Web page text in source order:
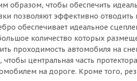
образом, чтобы обеспечить
позволяют эффективно отводить
обеспечивает идеальное
количество которых
проходимость автомобиля на
центральная часть
на дороге. Кроме того,